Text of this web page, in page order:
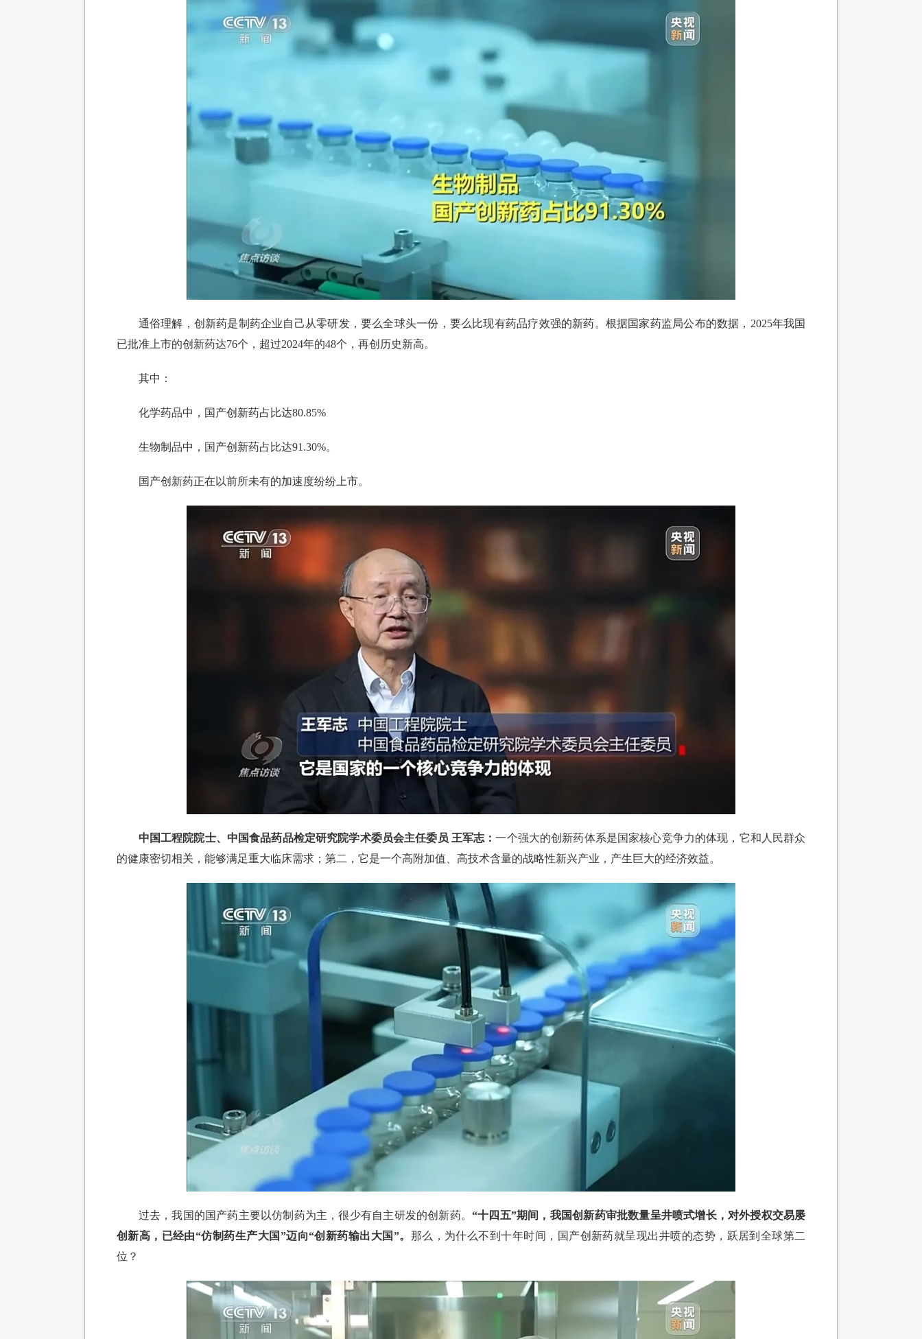
通俗理解，创新药是制药企业自己从零研发，要么全球头一份，要么比现有药品疗效强的新药。根据国家药监局公布的数据，2025年我国
已批准上市的创新药达76个，超过2024年的48个，再创历史新高。
其中：
化学药品中，国产创新药占比达80.85%
生物制品中，国产创新药占比达91.30%。
国产创新药正在以前所未有的加速度纷纷上市。
中国工程院院士、中国食品药品检定研究院学术委员会主任委员 王军志：一个强大的创新药体系是国家核心竞争力的体现，它和人民群众
的健康密切相关，能够满足重大临床需求；第二，它是一个高附加值、高技术含量的战略性新兴产业，产生巨大的经济效益。
过去，我国的国产药主要以仿制药为主，很少有自主研发的创新药。 “十四五”期间，我国创新药审批数量呈井喷式增长，对外授权交易屡
创新高，已经由“仿制药生产大国”迈向“创新药输出大国”。 那么，为什么不到十年时间，国产创新药就呈现出井喷的态势，跃居到全球第二
位？